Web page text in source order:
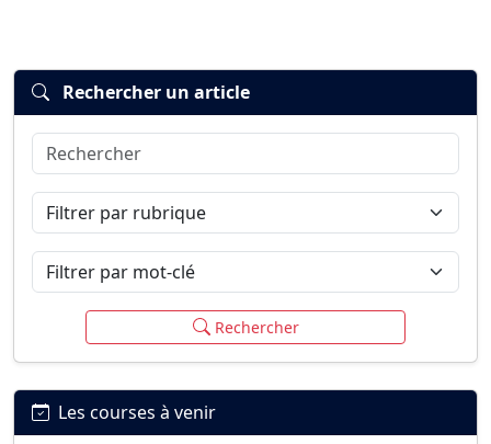
Rechercher un article
Rechercher
Filtrer par rubrique
Filtrer par mot-clé
Rechercher
Les courses à venir